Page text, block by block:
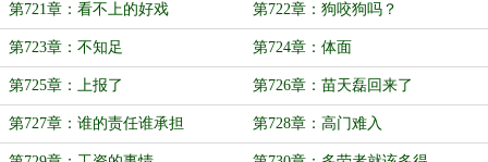
第721章：看不上的好戏 第722章：狗咬狗吗？
第723章：不知足 第724章：体面
第725章：上报了 第726章：苗天磊回来了
第727章：谁的责任谁承担 第728章：高门难入